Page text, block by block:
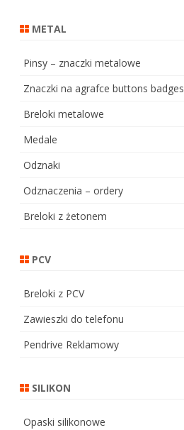
METAL
Pinsy – znaczki metalowe
Znaczki na agrafce buttons badges
Breloki metalowe
Medale
Odznaki
Odznaczenia – ordery
Breloki z żetonem
PCV
Breloki z PCV
Zawieszki do telefonu
Pendrive Reklamowy
SILIKON
Opaski silikonowe